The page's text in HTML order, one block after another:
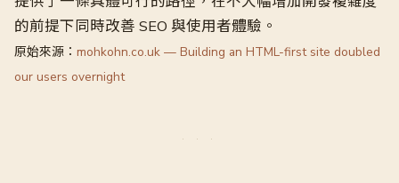
的前提下同時改善 SEO 與使用者體驗。
原始來源： mohkohn.co.uk — Building an HTML-first site doubled
our users overnight